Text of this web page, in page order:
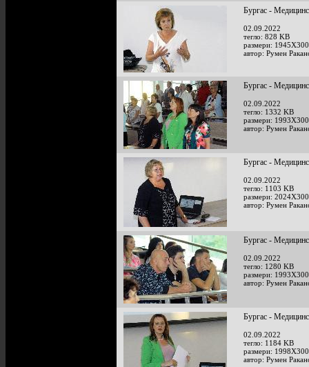
Бургас -
02.09.2022
тегло: 828 KB
размери:
автор: Румен
Бургас -
02.09.2022
тегло: 1332 KB
размери:
автор: Румен
Бургас -
02.09.2022
тегло: 1103 KB
размери:
автор: Румен
Бургас -
02.09.2022
тегло: 1280 KB
размери:
автор: Румен
Бургас -
02.09.2022
тегло: 1184 KB
размери:
автор: Румен